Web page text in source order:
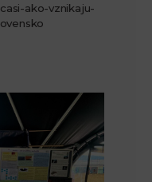
ako-vznikaju-